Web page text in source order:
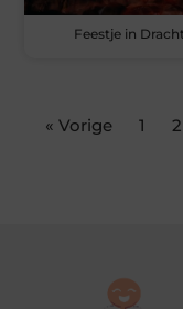
Feestje in
« Vorige 1 2